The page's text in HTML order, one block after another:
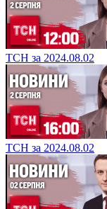
ТСН за 2024.08.02
ТСН за 2024.08.02